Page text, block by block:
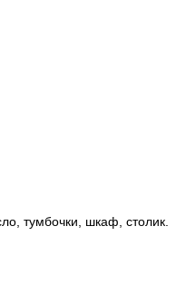
тумбочки, шкаф, столик.